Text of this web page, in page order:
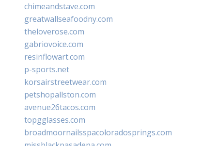
chimeandstave.com
greatwallseafoodny.com
theloverose.com
gabriovoice.com
resinflowart.com
p-sports.net
korsairstreetwear.com
petshopallston.com
avenue26tacos.com
topgglasses.com
broadmoornailsspacoloradosprings.com